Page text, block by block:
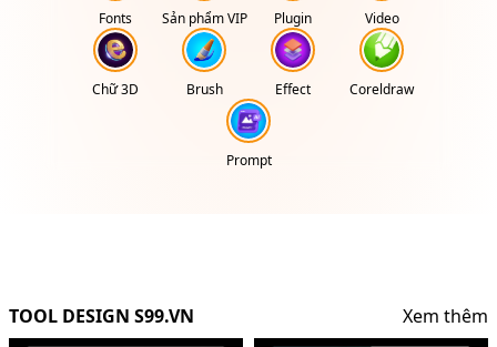
Fonts Sản phẩm VIP Plugin Video
Chữ 3D Brush Effect Coreldraw
Prompt
TOOL DESIGN S99.VN Xem thêm